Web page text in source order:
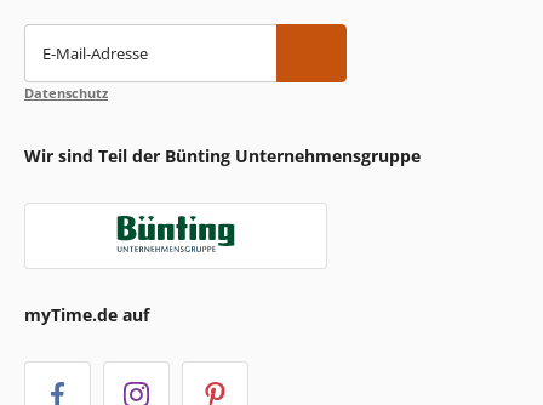
E-Mail-Adresse
Datenschutz
Wir sind Teil der Bünting Unternehmensgruppe
myTime.de auf